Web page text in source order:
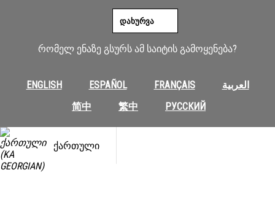
რომელ ენაზე გსურს ამ საიტის გამოყენება?
ENGLISH ESPAÑOL FRANÇAIS
العربية
简中
繁中 РУССКИЙ
ᲓᲐᲮᲣᲠᲕᲐ
ᲥᲐᲠᲗᲣᲚᲘ